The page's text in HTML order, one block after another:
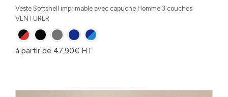
Veste Softshell imprimable avec capuche Homme 3 couches
VENTURER
à partir de 47,90€ HT